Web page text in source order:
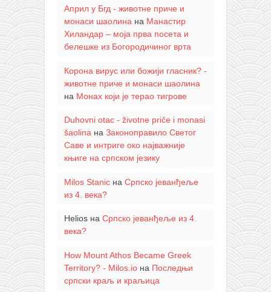
Април у Бгд - животне приче и
монаси шаолинана Манастир
Хиландар – моја прва посета и
белешке из Богородичиног врта
Корона вирус или божији гласник? -
животне приче и монаси шаолина
на Монах који је терао тигрове
Duhovni otac - životne priče i monasi
šaolinaна Законоправило Светог
Саве и интриге око најважније
књиге на српском језику
Milos Stanicна Српско јеванђеље
из 4. века?
Heliosна Српско јеванђеље из 4.
века?
How Mount Athos Became Greek
Territory? - Milos.ioна Последњи
српски краљ и краљица